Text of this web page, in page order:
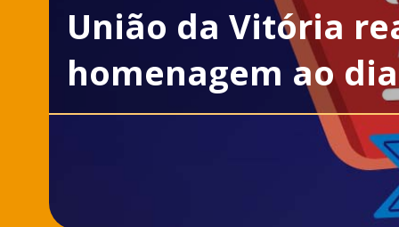
União da Vitória
homenagem ao